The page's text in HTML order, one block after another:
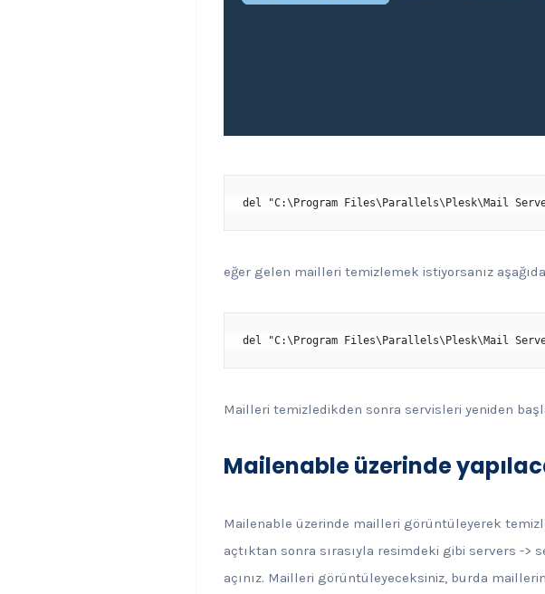
del "C:\Program Files\Parallels\Plesk\Mail
eğer gelen mailleri temizlemek istiyorsanız
del "C:\Program Files\Parallels\Plesk\Mail
Mailleri temizledikden sonra servisleri yeniden
Mailenable üzerinde
Mailenable üzerinde mailleri görüntüleyerek
açtıktan sonra sırasıyla resimdeki gibi servers ->
açınız. Mailleri görüntüleyeceksiniz, burda